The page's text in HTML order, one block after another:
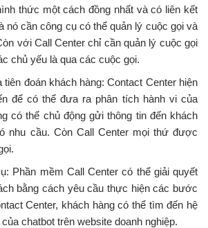
thức một cách đồng nhất và có liên kết
nó cần công cụ có thể quản lý cuộc gọi và
với Call Center chỉ cần quản lý cuộc gọi
chủ yếu là qua các cuộc gọi.
tiên đoán khách hàng: Contact Center hiện
để có thể đưa ra phân tích hành vi của
có thể chủ động gửi thông tin đến khách
nhu cầu. Còn Call Center mọi thứ được
Phần mềm Call Center có thể giải quyết
bằng cách yêu cầu thực hiện các bước
Center, khách hàng có thể tìm đến hệ
chatbot trên website doanh nghiệp.